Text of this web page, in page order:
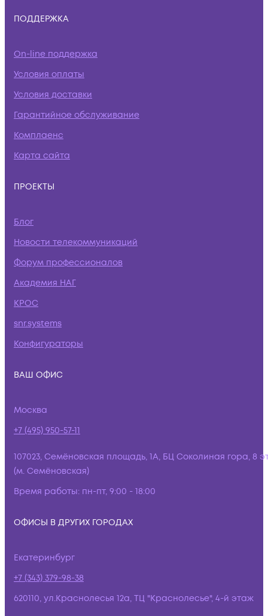
ПОДДЕРЖКА
On-line поддержка
Условия оплаты
Условия доставки
Гарантийное обслуживание
Комплаенс
Карта сайта
ПРОЕКТЫ
Блог
Новости телекоммуникаций
Форум профессионалов
Академия НАГ
КРОС
snr.systems
Конфигураторы
ВАШ ОФИС
Москва
+7 (495) 950-57-11
107023, Семёновская площадь, 1А, БЦ Соколиная гора, 8
(м. Семёновская)
Время работы: пн-пт, 9:00 - 18:00
ОФИСЫ В ДРУГИХ ГОРОДАХ
Екатеринбург
+7 (343) 379-98-38
620110, ул.Краснолесья 12а, ТЦ "Краснолесье", 4-й этаж